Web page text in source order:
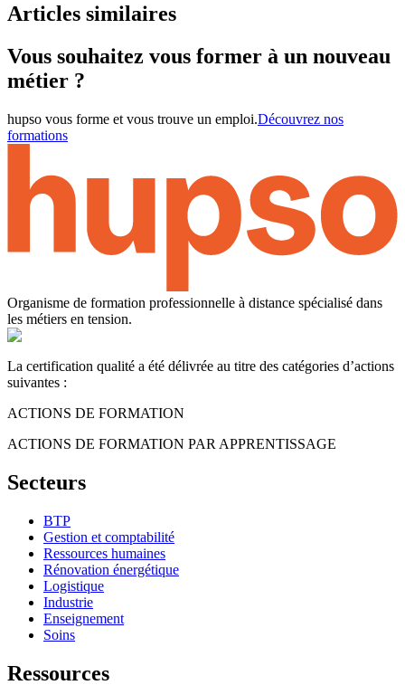
Articles similaires
Vous souhaitez vous former à un nouveau
métier ?
hupso vous forme et vous trouve un emploi.Découvrez nos
formations
Organisme de formation professionnelle à distance spécialisé dans
les métiers en tension.
La certification qualité a été délivrée au titre des catégories d’actions
suivantes :
ACTIONS DE FORMATION
ACTIONS DE FORMATION PAR APPRENTISSAGE
Secteurs
BTP
Gestion et comptabilité
Ressources humaines
Rénovation énergétique
Logistique
Industrie
Enseignement
Soins
Ressources